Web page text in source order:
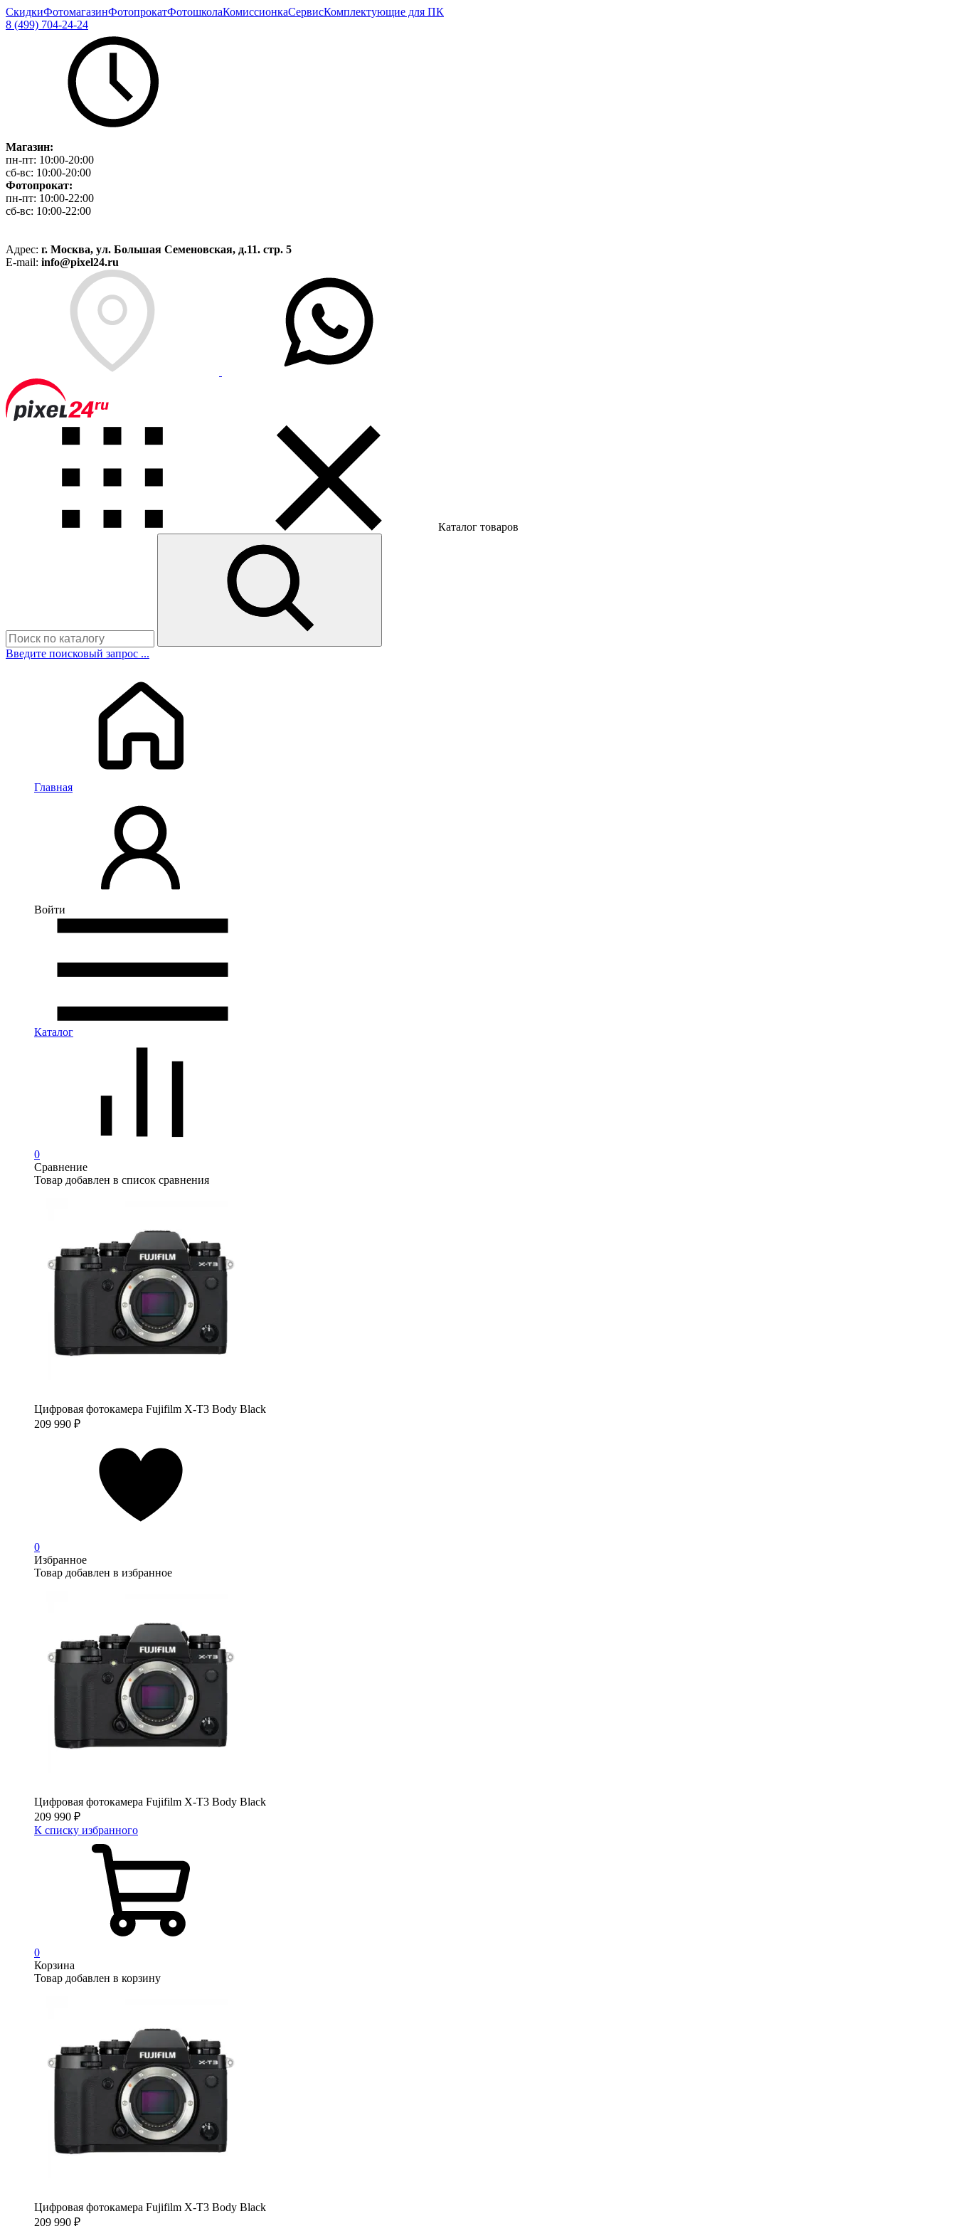
СкидкиФотомагазинФотопрокатФотошколаКомиссионкаСервисКомплектующие для ПК
8 (499) 704-24-24
Магазин:
пн-пт: 10:00-20:00
сб-вс: 10:00-20:00
Фотопрокат:
пн-пт: 10:00-22:00
сб-вс: 10:00-22:00
Адрес: г. Москва, ул. Большая Семеновская, д.11. стр. 5
E-mail: info@pixel24.ru
Каталог товаров
Введите поисковый запрос ...
Главная
Войти
Каталог
0
Сравнение
Товар добавлен в список сравнения
Цифровая фотокамера Fujifilm X-T3 Body Black
209 990 ₽
0
Избранное
Товар добавлен в избранное
Цифровая фотокамера Fujifilm X-T3 Body Black
209 990 ₽
К списку избранного
0
Корзина
Товар добавлен в корзину
Цифровая фотокамера Fujifilm X-T3 Body Black
209 990 ₽